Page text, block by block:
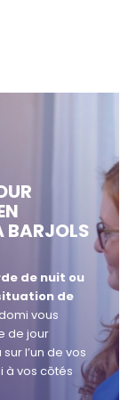
BARJOLS
de nuit ou
de
vous
de jour
l’un de vos
à vos côtés